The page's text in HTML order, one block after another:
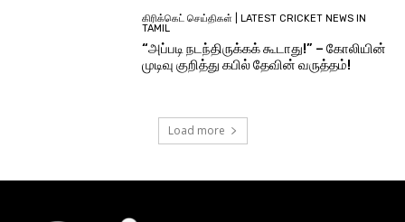
கிரிக்கெட் செய்திகள் | LATEST CRICKET NEWS IN
TAMIL
“அப்படி நடந்திருக்கக் கூடாது!” – கோலியின்
முடிவு குறித்து கபில் தேவின் வருத்தம்!
Load more